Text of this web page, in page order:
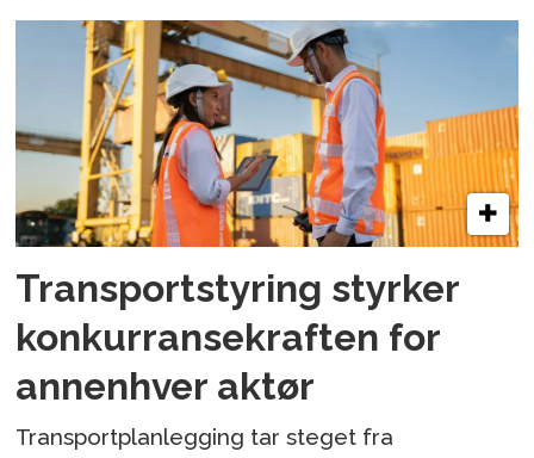
Transportstyring styrker
konkurransekraften for
annenhver aktør
Transportplanlegging tar steget fra